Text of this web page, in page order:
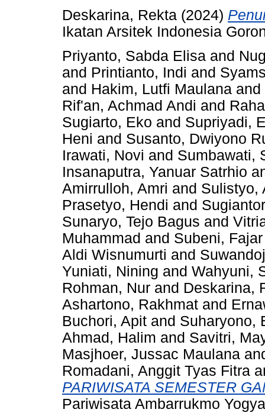
Deskarina, Rekta (2024)
Ikatan Arsitek Indonesia
Priyanto, Sabda Elisa and
and Printianto, Indi and
and Hakim, Lutfi Maulana and
Rif'an, Achmad Andi and
Sugiarto, Eko and Supriyadi,
Heni and Susanto, Dwiyono
Irawati, Novi and Sumbawati,
Insanaputra, Yanuar Satrhio
Amirrulloh, Amri and Sulistyo,
Prasetyo, Hendi and
Sunaryo, Tejo Bagus and
Muhammad and Subeni, Fajar
Aldi Wisnumurti and
Yuniati, Nining and Wahyuni,
Rohman, Nur and Deskarina,
Ashartono, Rakhmat and
Buchori, Apit and Suharyono,
Ahmad, Halim and Savitri,
Masjhoer, Jussac Maulana
Romadani, Anggit Tyas Fitra
PARIWISATA SEMESTER
Pariwisata Ambarrukmo